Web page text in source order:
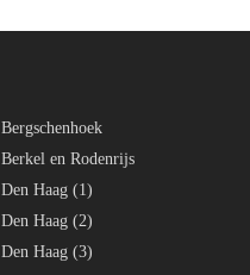
Bergschenhoek
Berkel en Rodenrijs
Den Haag (1)
Den Haag (2)
Den Haag (3)